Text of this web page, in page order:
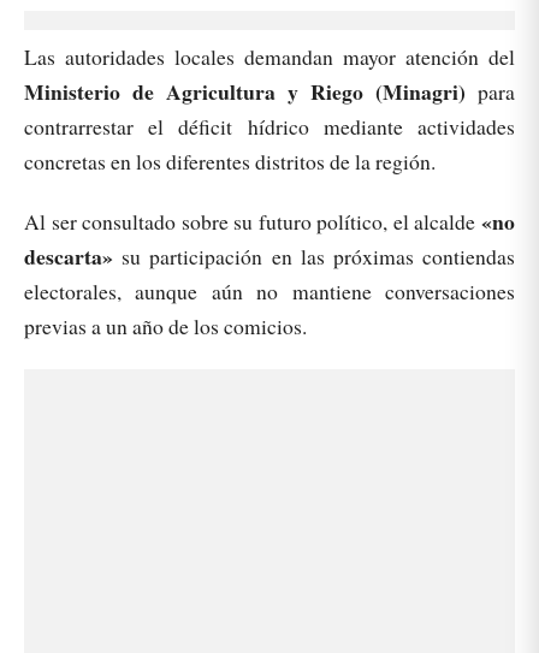
Las autoridades locales demandan mayor atención del
Ministerio de Agricultura y Riego (Minagri) para
contrarrestar el déficit hídrico mediante actividades
concretas en los diferentes distritos de la región.
Al ser consultado sobre su futuro político, el alcalde «no
descarta» su participación en las próximas contiendas
electorales, aunque aún no mantiene conversaciones
previas a un año de los comicios.